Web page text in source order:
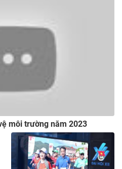
môi trường năm 2023